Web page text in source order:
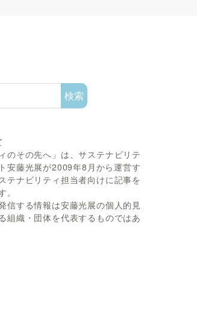
検索
のその先へ」は、サステナビリテ
安藤光展が2009年8月から運営す
テナビリティ担当者向けに記事を
信する情報は安藤光展の個人的見
組織・団体を代表するものではあ